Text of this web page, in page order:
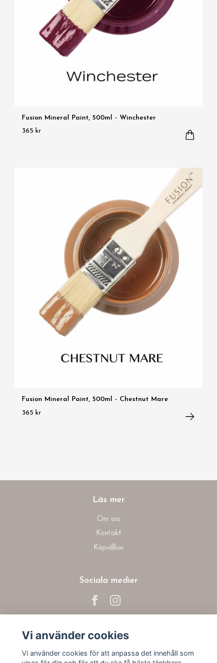
Fusion Mineral Paint, 500ml - Winchester
365 kr
Fusion Mineral Paint, 500ml - Chestnut Mare
365 kr
Läs mer
Om oss
Kontakt
Köpvillkor
Sociala medier
Prenumerera på vårt nyhetsbrev
Vi använder cookies
Vi använder cookies för att anpassa det innehåll som